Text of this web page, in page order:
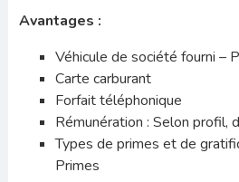
Avantages :
Véhicule de société fourni –
Carte carburant
Forfait téléphonique
Rémunération : Selon profil,
Types de primes et de
Primes